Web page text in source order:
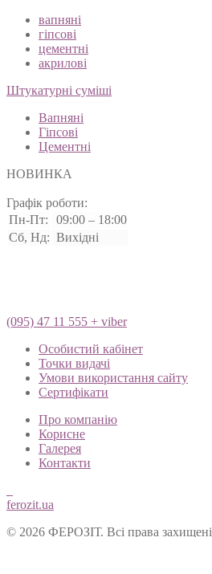
вапняні
гіпсові
цементні
акрилові
Штукатурні суміші
Вапняні
Гіпсові
Цементні
НОВИНКА
Графік роботи:
Пн-Пт:
09:00 – 18:00
Сб, Нд: Вихідні
(095) 47 11 555 + viber
Особистий кабінет
Точки видачі
Умови використання сайту
Сертифікати
Про компанію
Корисне
Галерея
Контакти
ferozit.ua
© 2026 ФЕРОЗІТ. Всі права захищені